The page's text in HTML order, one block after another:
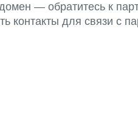
— обратитесь к
контакты для связи с